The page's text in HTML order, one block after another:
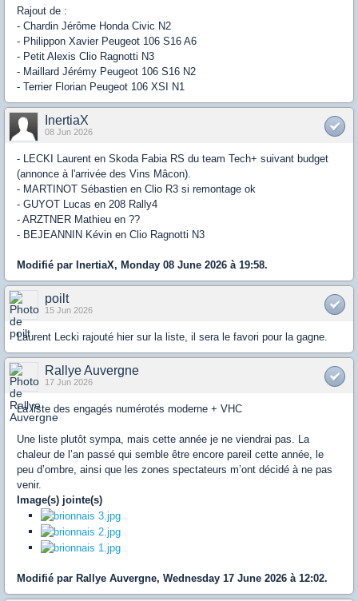
Rajout de :
- Chardin Jérôme Honda Civic N2
- Philippon Xavier Peugeot 106 S16 A6
- Petit Alexis Clio Ragnotti N3
- Maillard Jérémy Peugeot 106 S16 N2
- Terrier Florian Peugeot 106 XSI N1
InertiaX
08 Jun 2026
- LECKI Laurent en Skoda Fabia RS du team Tech+ suivant budget
(annonce à l'arrivée des Vins Mâcon).
- MARTINOT Sébastien en Clio R3 si remontage ok
- GUYOT Lucas en 208 Rally4
- ARZTNER Mathieu en ??
- BEJEANNIN Kévin en Clio Ragnotti N3
Modifié par InertiaX, Monday 08 June 2026 à 19:58.
poilt
15 Jun 2026
Laurent Lecki rajouté hier sur la liste, il sera le favori pour la gagne.
Rallye Auvergne
17 Jun 2026
La liste des engagés numérotés moderne + VHC
Une liste plutôt sympa, mais cette année je ne viendrai pas. La
chaleur de l’an passé qui semble être encore pareil cette année, le
peu d’ombre, ainsi que les zones spectateurs m’ont décidé à ne pas
venir.
Image(s) jointe(s)
Modifié par Rallye Auvergne, Wednesday 17 June 2026 à 12:02.